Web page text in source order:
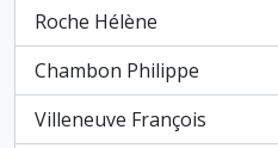
Roche Hélène
, 1 résultats
Chambon Philippe
, 1 résultats
Villeneuve François
, 1 résultats